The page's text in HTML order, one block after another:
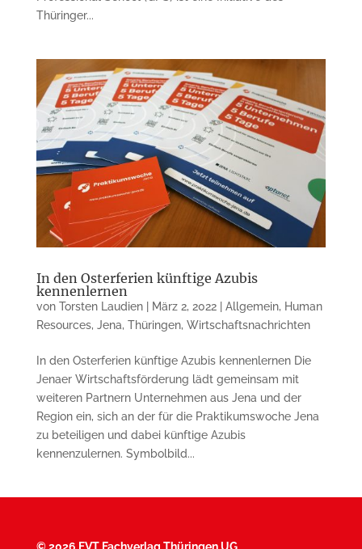
Thüringer...
In den Osterferien künftige Azubis
kennenlernen
von Torsten Laudien| März 2, 2022| Allgemein, Human
Resources, Jena, Thüringen, Wirtschaftsnachrichten
In den Osterferien künftige Azubis kennenlernen Die
Jenaer Wirtschaftsförderung lädt gemeinsam mit
weiteren Partnern Unternehmen aus Jena und der
Region ein, sich an der für die Praktikumswoche Jena
zu beteiligen und dabei künftige Azubis
kennenzulernen. Symbolbild...